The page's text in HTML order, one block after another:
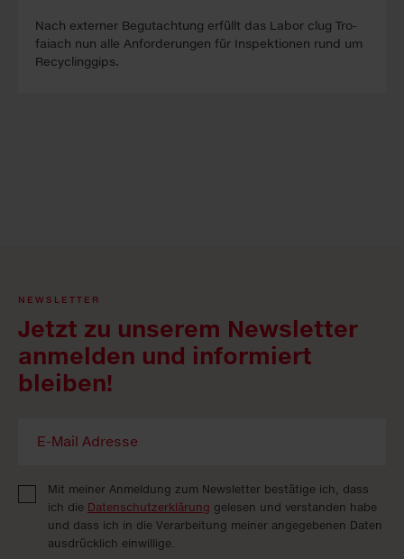
Nach ex­ter­ner Be­gutacht­ung erfüllt das La­bor clug Tro­
faiach nun alle An­forder­ung­en für In­spekt­ion­en rund um
Re­cyc­ling­gips.
NEWSLETTER
Jetzt zu unserem Newsletter
anmelden und informiert
bleiben!
Mit meiner Anmeldung zum Newsletter bestätige ich, dass
ich die Datenschutzerklärung gelesen und verstanden habe
und dass ich in die Verarbeitung meiner angegebenen Daten
ausdrücklich einwillige.